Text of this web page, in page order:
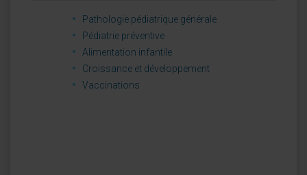
Pathologie pédiatrique générale
Pédiatrie préventive
Alimentation infantile
Croissance et développement
Vaccinations